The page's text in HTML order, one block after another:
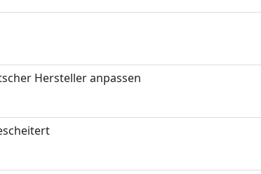
Hersteller anpassen